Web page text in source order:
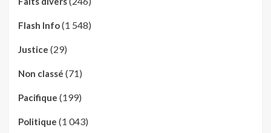
Flash Info(1 548)
Justice (29)
Non classé (71)
Pacifique (199)
Politique (1 043)